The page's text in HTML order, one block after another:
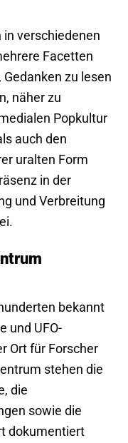
in verschiedenen
Facetten
zu lesen
näher zu
Popkultur
auch den
uralten Form
in der
und Verbreitung
bekannt
und UFO-
Ort für Forscher
stehen die
die
sowie die
dokumentiert